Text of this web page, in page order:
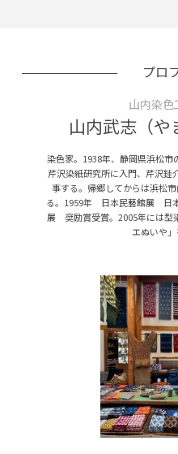
プロ
山内染色
山内武志（や
染色家。1938年、静岡県浜松市
芹沢染紙研究所に入門、芹沢銈
事する。帰郷してからは浜松
る。1959年 日本民藝館展 日
展 奨励賞受賞。2005年には型
エぬいや」